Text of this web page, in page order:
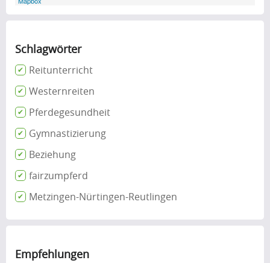
Schlagwörter
Reitunterricht
Westernreiten
Pferdegesundheit
Gymnastizierung
Beziehung
fairzumpferd
Metzingen-Nürtingen-Reutlingen
Empfehlungen